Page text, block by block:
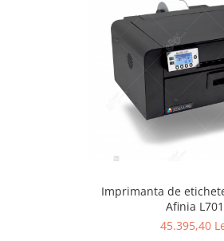
Imprimanta de
Afinia L701
45.395,40